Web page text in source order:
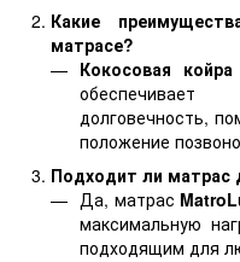
Какие
матрасе?
Кокосовая койра
долговечность,
положение
Подходит ли
Да, матрас
максимальную
подходящим для